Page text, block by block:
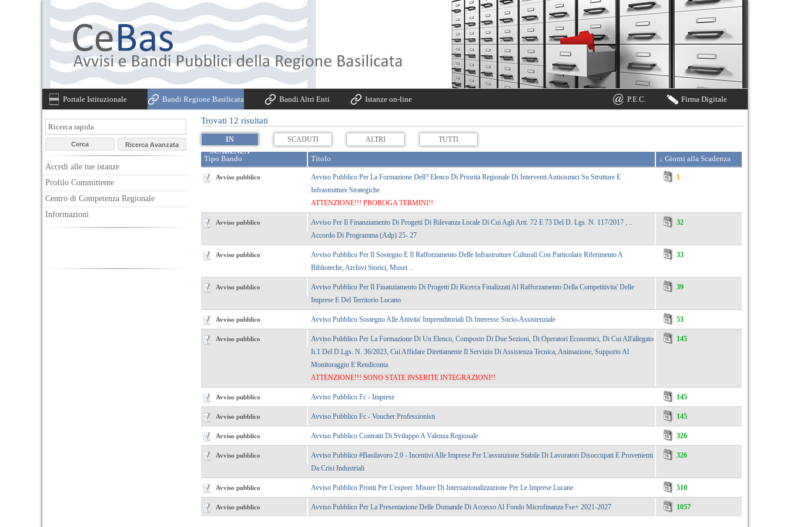
Portale Istituzionale Firma Digitale
P.E.C.
Bandi Regione Basilicata Bandi Altri Enti Istanze on-line
Accedi alle tue istanze
Profilo Committente
Centro di Competenza Regionale
Informazioni
Trovati 12 risultati
IN
SCADENZA
SCADUTI ALTRI TUTTI
Avviso pubblico
Avviso Pubblico Per La Formazione Dell? Elenco Di Priorità Regionale Di Interventi Antisismici Su Strutture E
Infrastrutture Strategiche
ATTENZIONE!!! PROROGA TERMINI!!
1
Avviso pubblico
Avviso Per Il Finanziamento Di Progetti Di Rilevanza Locale Di Cui Agli Artt. 72 E 73 Del D. Lgs. N. 117/2017 , ..
Accordo Di Programma (adp) 25- 27
32
Avviso pubblico
Avviso Pubblico Per Il Sostegno E Il Rafforzamento Delle Infrastrutture Culturali Con Particolare Riferimento A
Biblioteche, Archivi Storici, Musei ..
33
Avviso pubblico
Avviso Pubblico Per Il Finanziamento Di Progetti Di Ricerca Finalizzati Al Rafforzamento Della Competitivita' Delle
Imprese E Del Territorio Lucano
39
Avviso pubblico Avviso Pubblico Sostegno Alle Attivita' Imprenditoriali Di Interesse Socio-Assistenziale 53
Avviso pubblico
Avviso Pubblico Per La Formazione Di Un Elenco, Composto Di Due Sezioni, Di Operatori Economici, Di Cui All'allegato
Ii.1 Del D.lgs. N. 36/2023, Cui Affidare Direttamente Il Servizio Di Assistenza Tecnica, Animazione, Supporto Al
Monitoraggio E Rendiconta
ATTENZIONE!!! SONO STATE INSERITE INTEGRAZIONI!!
145
Avviso pubblico Avviso Pubblico Fc - Imprese 145
Avviso pubblico Avviso Pubblico Fc - Voucher Professionisti 145
Avviso pubblico Avviso Pubblico Contratti Di Sviluppo A Valenza Regionale 326
Avviso pubblico
Avviso Pubblico #basilavoro 2.0 - Incentivi Alle Imprese Per L'assunzione Stabile Di Lavoratori Disoccupati E Provenienti
Da Crisi Industriali
326
Avviso pubblico Avviso Pubblico Pronti Per L'export: Misure Di Internazionalizzazione Per Le Imprese Lucane 510
Avviso pubblico Avviso Pubblico Per La Presentazione Delle Domande Di Accesso Al Fondo Microfinanza Fse+ 2021-2027 1057